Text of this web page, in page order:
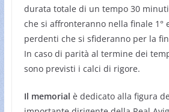
durata totale di un tempo 30
che si affronteranno nella finale 1°
perdenti che si sfideranno per la
In caso di parità al termine dei
sono previsti i calci di rigore.
Il memorial è dedicato alla figura